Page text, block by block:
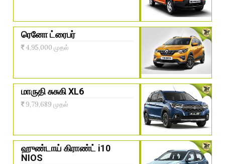
ரெனோ ட்ரைபர்
4,95,000 முதல்
மாருதி சுசுகி XL6
9,79,689 முதல்
ஹுண்டாய் கிராண்ட் i10
NIOS